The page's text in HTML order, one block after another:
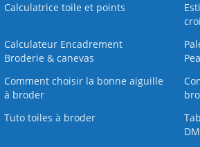
Calculatrice toile et points
Calculateur Encadrement
Broderie & canevas
Comment choisir la bonne aiguille
à broder
Tuto toiles à broder